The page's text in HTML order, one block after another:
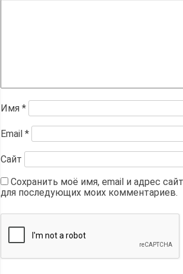
Имя *
Email *
Сайт
Сохранить моё имя, email и адрес
для последующих моих комментариев.